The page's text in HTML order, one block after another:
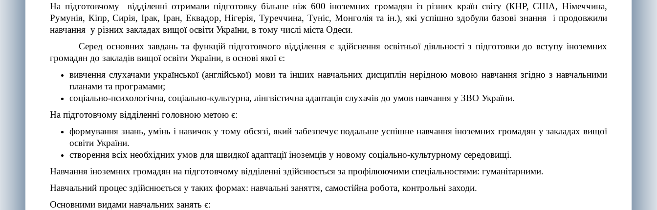
На підготовчому відділенні отримали підготовку більше ніж 600 іноземних громадян iз різних країн світу (КНР, США, Німеччина,
Румунія, Кіпр, Сирія, Ірак, Іран, Еквадор, Нігерія, Туреччина, Туніс, Монголія та ін.), які успішно здобули базові знання і продовжили
навчання у різних закладах вищої освіти України, в тому числі міста Одеси.
Серед основних завдань та функцій підготовчого відділення є здійснення освітньої діяльності з підготовки до вступу іноземних
громадян до закладів вищої освіти України, в основі якої є:
вивчення слухачами української (англійської) мови та інших навчальних дисциплін нерідною мовою навчання згідно з навчальними
планами та програмами;
соціально-психологічна, соціально-культурна, лінгвістична адаптація слухачів до умов навчання у ЗВО України.
На підготовчому відділенні головною метою є:
формування знань, умінь і навичок у тому обсязі, який забезпечує подальше успішне навчання іноземних громадян у закладах вищої
освіти України.
створення всіх необхідних умов для швидкої адаптації іноземців у новому соціально-культурному середовищі.
Навчання іноземних громадян на підготовчому відділенні здійснюється за профілюючими спеціальностями: гуманітарними.
Навчальний процес здійснюється у таких формах: навчальні заняття, самостійна робота, контрольні заходи.
Основними видами навчальних занять є: